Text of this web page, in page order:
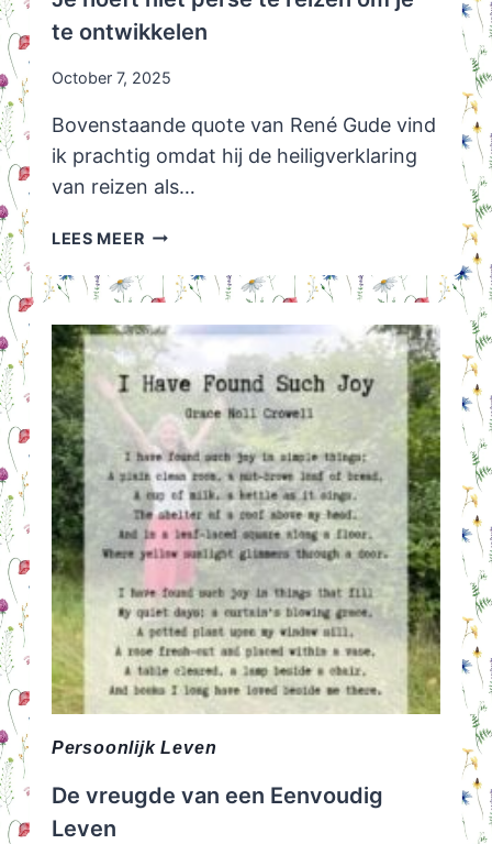
te ontwikkelen
October 7, 2025
Bovenstaande quote van René Gude vind
ik prachtig omdat hij de heiligverklaring
van reizen als…
LEES MEERJE
NIET
TE
REIZEN
OM
TE
ONTWIKKELEN
Persoonlijk Leven
De vreugde van een Eenvoudig
Leven